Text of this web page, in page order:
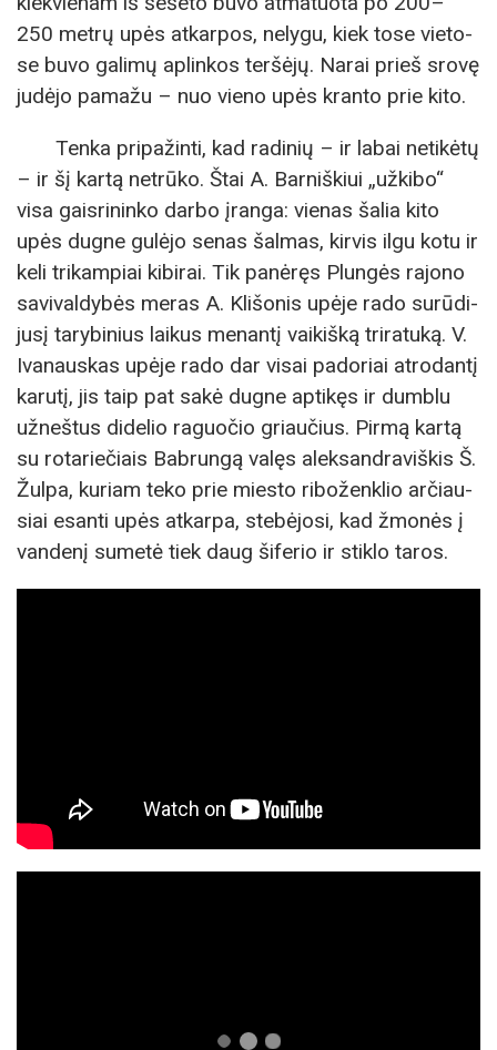
250 met­rų upės at­kar­pos, ne­ly­gu, kiek to­se vie­to­
se buvo ga­li­mų ap­lin­kos ter­šė­jų. Na­rai prieš sro­vę
ju­dė­jo pa­ma­žu – nuo vie­no upės kran­to prie ki­to.
Ten­ka pri­pa­žin­ti, kad ra­di­nių – ir la­bai ne­ti­kė­tų
– ir šį kar­tą ne­trū­ko. Štai A. Bar­niš­kiui „už­ki­bo“
visa gais­ri­nin­ko dar­bo įran­ga: vie­nas ša­lia ki­to
upės dug­ne gu­lė­jo se­nas šal­mas, kir­vis il­gu ko­tu ir
ke­li tri­kam­piai ki­bi­rai. Tik pa­nė­ręs Plungės rajono
savivaldybės meras A. Kli­šo­nis upė­je rado surūdi­
ju­sį ta­ry­bi­nius lai­kus me­nan­tį vaikiš­ką tri­ra­tu­ką. V.
Iva­naus­kas upė­je ra­do dar vi­sai pado­riai at­ro­dan­tį
ka­ru­tį, jis taip pat sa­kė dugne ap­ti­kęs ir dum­blu
už­neš­tus di­de­lio ra­guo­čio griaučius. Pir­mą kar­tą
su ro­ta­rie­čiais Bab­run­gą va­lęs alek­san­dra­viš­kis Š.
Žul­pa, ku­riam te­ko prie mies­to ri­bo­žen­klio ar­čiau­
siai esan­ti upės at­kar­pa, ste­bė­jo­si, kad žmo­nės į
van­de­nį su­me­tė tiek daug ši­fe­rio ir stik­lo taros.